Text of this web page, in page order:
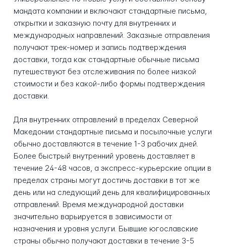
мандата компании и включают стандартные письма,
открытки и заказную почту для внутренних и
международных направлений. Заказные отправления
получают трек-номер и запись подтверждения
доставки, тогда как стандартные обычные письма
путешествуют без отслеживания по более низкой
стоимости и без какой-либо формы подтверждения
доставки.
Для внутренних отправлений в пределах Северной
Македонии стандартные письма и посылочные услуги
обычно доставляются в течение 1-3 рабочих дней.
Более быстрый внутренний уровень доставляет в
течение 24-48 часов, а экспресс-курьерские опции в
пределах страны могут достичь доставки в тот же
день или на следующий день для квалифицированных
отправлений. Время международной доставки
значительно варьируется в зависимости от
назначения и уровня услуги. Бывшие югославские
страны обычно получают доставки в течение 3-5